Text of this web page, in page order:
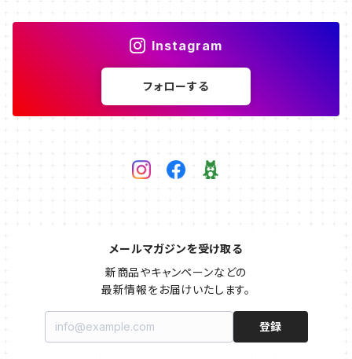
Instagram
フォローする
メールマガジンを受け取る
新商品やキャンペーンなどの
最新情報をお届けいたします。
登録